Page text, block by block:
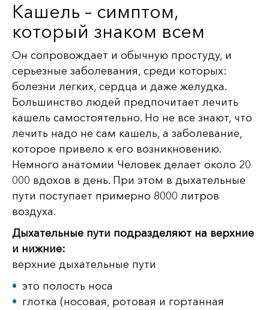
Кашель – симптом,
который знаком всем
Он сопровождает и обычную простуду, и
серьезные заболевания, среди которых:
болезни легких, сердца и даже желудка.
Большинство людей предпочитает лечить
кашель самостоятельно. Но не все знают, что
лечить надо не сам кашель, а заболевание,
которое привело к его возникновению.
Немного анатомии Человек делает около 20
000 вдохов в день. При этом в дыхательные
пути поступает примерно 8000 литров
воздуха.
Дыхательные пути подразделяют на верхние
и нижние:
верхние дыхательные пути
это полость носа
глотка (носовая, ротовая и гортанная